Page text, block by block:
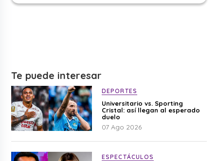
Te puede interesar
DEPORTES
Universitario vs. Sporting
Cristal: así llegan al esperado
duelo
07 Ago 2026
ESPECTÁCULOS